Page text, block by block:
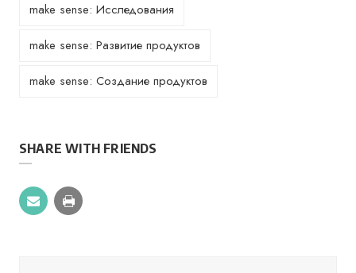
make sense: Исследования
make sense: Развитие продуктов
make sense: Создание продуктов
SHARE WITH FRIENDS